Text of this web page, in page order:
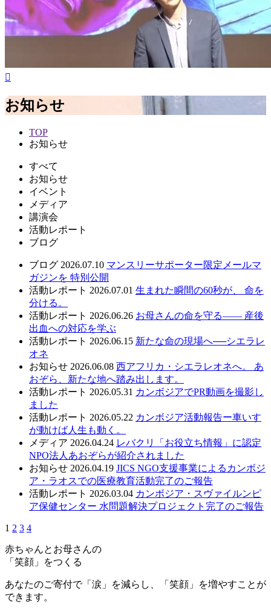
お知らせ
TOP
お知らせ
すべて
お知らせ
イベント
メディア
講演会
活動レポート
ブログ
ブログ 2026.07.10 マンスリーサポーター限定メールマ
ガジンを 特別公開
活動レポート 2026.07.01 生まれた瞬間の60秒が、 命を
分ける。
活動レポート 2026.06.26 お母さんの命を守る—— 産後
出血への対応を学ぶ
活動レポート 2026.06.15 新たな命の現場へ──シエラレ
オネ
お知らせ 2026.06.08 西アフリカ・シエラレオネへ。 あ
おぞら、新たな地へ踏み出します。
活動レポート 2026.05.31 カンボジアでPR動画を撮影し
ました
活動レポート 2026.05.22 カンボジア活動報告ー車いす
が動けば人生も動く。
メディア 2026.04.24 レバクリ「お役立ち情報」に認定
NPO法人あおぞらが紹介されました
お知らせ 2026.04.19 JICS NGO支援事業によるカンボジ
ア・ラオスでの医療教育活動完了のご報告
活動レポート 2026.03.04 カンボジア・スヴァイルンピ
ア保健センター 水問題解決プロジェクト完了のご報告
1 2 3 4
赤ちゃんとお母さんの
「笑顔」をつくる
あなたのご寄付で「涙」を減らし、「笑顔」を増やすことが
できます。